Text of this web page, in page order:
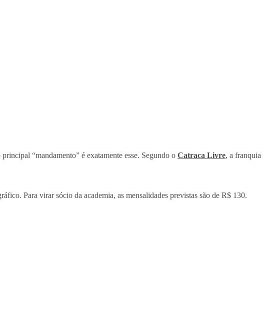
“mandamento” é exatamente esse. Segundo o Catraca Livre, a franquia
Para virar sócio da academia, as mensalidades previstas são de R$ 130.